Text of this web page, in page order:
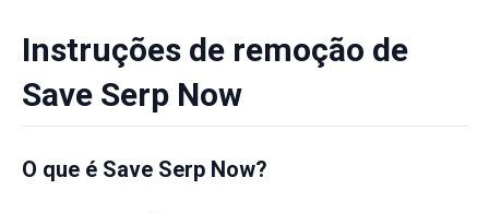
Instruções de remoção de
Save Serp Now
O que é Save Serp Now?